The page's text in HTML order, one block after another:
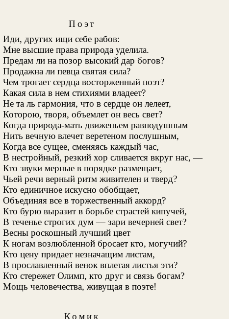
Поэт
Иди, других ищи себе рабов:
Мне высшие права природа уделила.
Предам ли на позор высокий дар богов?
Продажна ли певца святая сила?
Чем трогает сердца восторженный поэт?
Какая сила в нем стихиями владеет?
Не та ль гармония, что в сердце он лелеет,
Которою, творя, объемлет он весь свет?
Когда природа-мать движеньем равнодушным
Нить вечную влечет веретеном послушным,
Когда все сущее, сменяясь каждый час,
В нестройный, резкий хор сливается вкруг нас, —
Кто звуки мерные в порядке размещает,
Чьей речи верный ритм живителен и тверд?
Кто единичное искусно обобщает,
Объединяя все в торжественный аккорд?
Кто бурю выразит в борьбе страстей кипучей,
В теченье строгих дум — зари вечерней свет?
Весны роскошный лучший цвет
К ногам возлюбленной бросает кто, могучий?
Кто цену придает незначащим листам,
В прославленный венок вплетая листья эти?
Кто стережет Олимп, кто друг и связь богам?
Мощь человечества, живущая в поэте!
Комик